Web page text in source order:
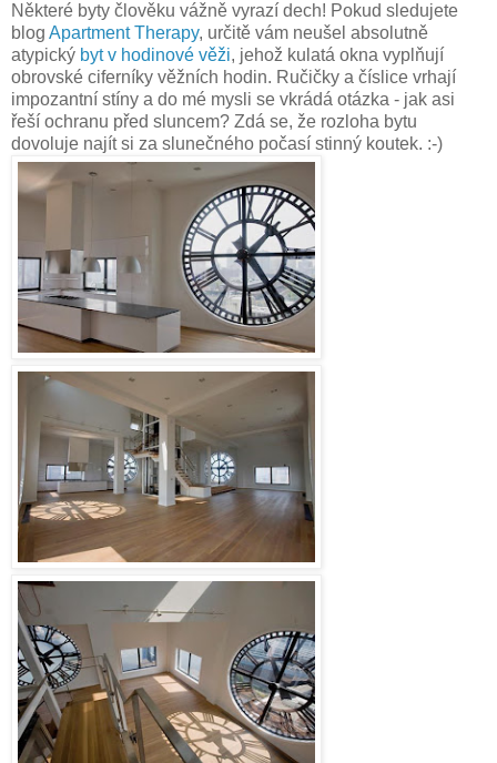
Některé byty člověku vážně vyrazí dech! Pokud sledujete
blog Apartment Therapy, určitě vám neušel absolutně
atypický byt v hodinové věži, jehož kulatá okna vyplňují
obrovské ciferníky věžních hodin. Ručičky a číslice vrhají
impozantní stíny a do mé mysli se vkrádá otázka - jak asi
řeší ochranu před sluncem? Zdá se, že rozloha bytu
dovoluje najít si za slunečného počasí stinný koutek. :-)